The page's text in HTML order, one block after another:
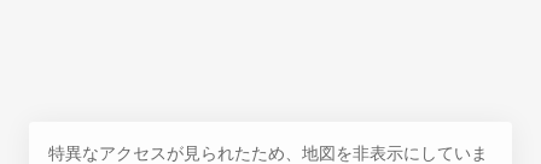
特異なアクセスが見られたため、地図を非表示にしていま